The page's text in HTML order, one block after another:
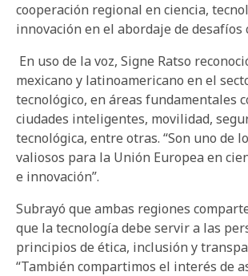
cooperación regional en ciencia,
innovación en el abordaje de desafíos
En uso de la voz, Signe Ratso
mexicano y latinoamericano en el
tecnológico, en áreas fundamentales
ciudades inteligentes, movilidad,
tecnológica, entre otras. “Son uno de
valiosos para la Unión Europea en
e innovación”.
Subrayó que ambas regiones
que la tecnología debe servir a las
principios de ética, inclusión y
“También compartimos el interés de